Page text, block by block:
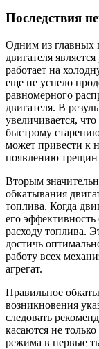
Последствия
Одним из главных
двигателя
работает на
еще не успело
равномерного
двигателя. В
увеличивается,
быстрому
может привести к
появлению трещин
Вторым
обкатывания
топлива. Когда
его
расходу топлива.
достичь
работу всех
агрегат.
Правильное
возникновения
следовать
касаются не
режима в первые